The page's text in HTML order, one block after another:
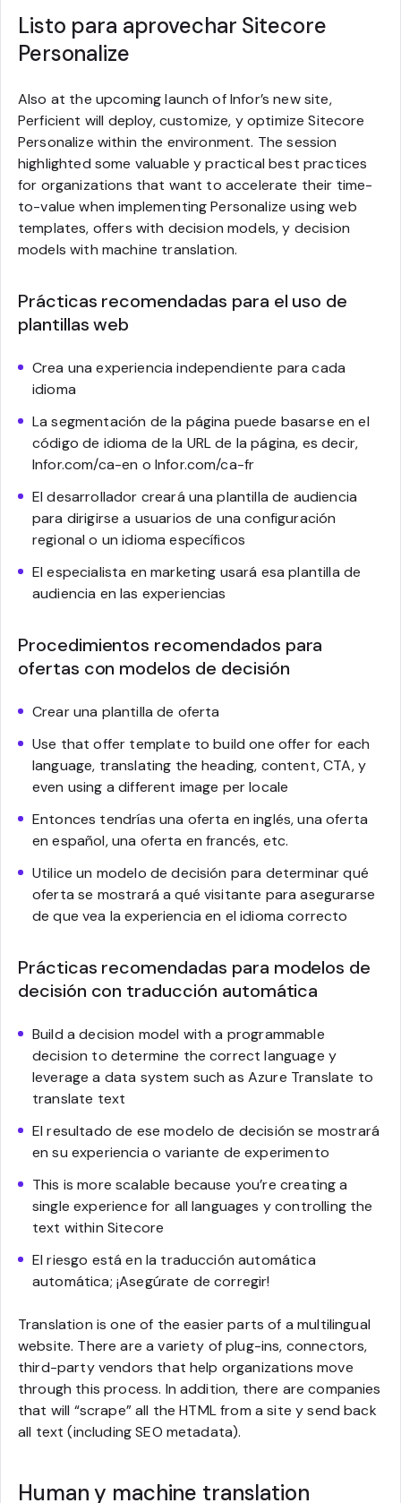
Listo para aprovechar Sitecore
Personalize
Also at the upcoming launch of Infor’s new site,
Perficient will deploy, customize, y optimize Sitecore
Personalize within the environment. The session
highlighted some valuable y practical best practices
for organizations that want to accelerate their time-
to-value when implementing Personalize using web
templates, offers with decision models, y decision
models with machine translation.
Prácticas recomendadas para el uso de
plantillas web
Crea una experiencia independiente para cada
idioma
La segmentación de la página puede basarse en el
código de idioma de la URL de la página, es decir,
Infor.com/ca-en o Infor.com/ca-fr
El desarrollador creará una plantilla de audiencia
para dirigirse a usuarios de una configuración
regional o un idioma específicos
El especialista en marketing usará esa plantilla de
audiencia en las experiencias
Procedimientos recomendados para
ofertas con modelos de decisión
Crear una plantilla de oferta
Use that offer template to build one offer for each
language, translating the heading, content, CTA, y
even using a different image per locale
Entonces tendrías una oferta en inglés, una oferta
en español, una oferta en francés, etc.
Utilice un modelo de decisión para determinar qué
oferta se mostrará a qué visitante para asegurarse
de que vea la experiencia en el idioma correcto
Prácticas recomendadas para modelos de
decisión con traducción automática
Build a decision model with a programmable
decision to determine the correct language y
leverage a data system such as Azure Translate to
translate text
El resultado de ese modelo de decisión se mostrará
en su experiencia o variante de experimento
This is more scalable because you’re creating a
single experience for all languages y controlling the
text within Sitecore
El riesgo está en la traducción automática
automática; ¡Asegúrate de corregir!
Translation is one of the easier parts of a multilingual
website. There are a variety of plug-ins, connectors,
third-party vendors that help organizations move
through this process. In addition, there are companies
that will “scrape” all the HTML from a site y send back
all text (including SEO metadata).
Human y machine translation